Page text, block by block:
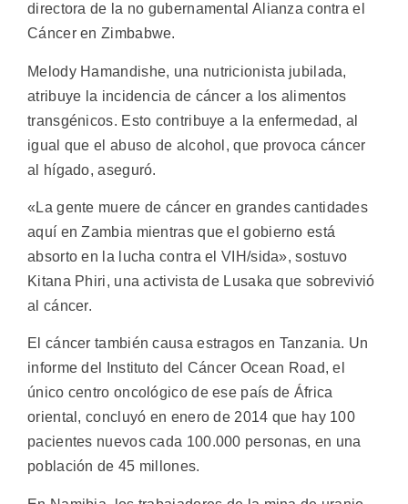
directora de la no gubernamental Alianza contra el
Cáncer en Zimbabwe.
Melody Hamandishe, una nutricionista jubilada,
atribuye la incidencia de cáncer a los alimentos
transgénicos. Esto contribuye a la enfermedad, al
igual que el abuso de alcohol, que provoca cáncer
al hígado, aseguró.
«La gente muere de cáncer en grandes cantidades
aquí en Zambia mientras que el gobierno está
absorto en la lucha contra el VIH/sida», sostuvo
Kitana Phiri, una activista de Lusaka que sobrevivió
al cáncer.
El cáncer también causa estragos en Tanzania. Un
informe del Instituto del Cáncer Ocean Road, el
único centro oncológico de ese país de África
oriental, concluyó en enero de 2014 que hay 100
pacientes nuevos cada 100.000 personas, en una
población de 45 millones.